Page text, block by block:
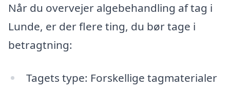
Når du overvejer algebehandling af tag i
Lunde, er der flere ting, du bør tage i
betragtning:
Tagets type: Forskellige tagmaterialer